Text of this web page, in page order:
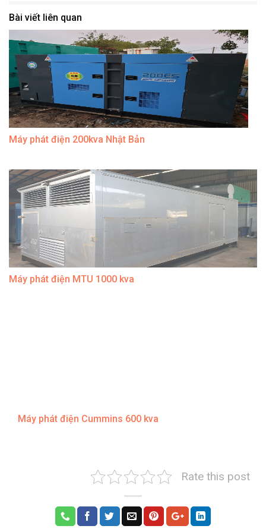
Bài viết liên quan
Máy phát điện 200kva Nhật Bản
Máy phát điện MTU 1000 kva
Máy phát điện Cummins 600 kva
Rate this post